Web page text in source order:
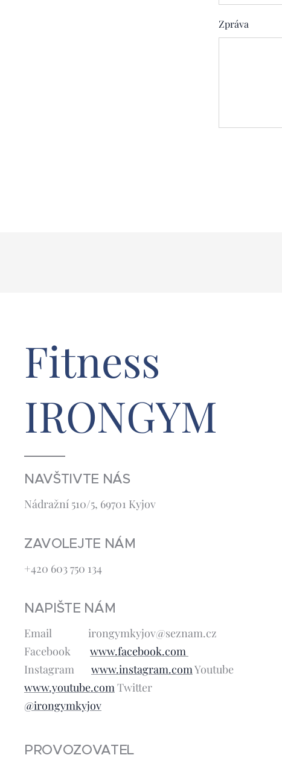
Zpráva
Fitness
IRONGYM
NAVŠTIVTE NÁS
Nádražní 510/5, 69701 Kyjov
ZAVOLEJTE NÁM
+420 603 750 134
NAPIŠTE NÁM
Email irongymkyjov@seznam.cz
Facebook www.facebook.com
Instagram www.instagram.comYoutube
www.youtube.comTwitter
@irongymkyjov
PROVOZOVATEL